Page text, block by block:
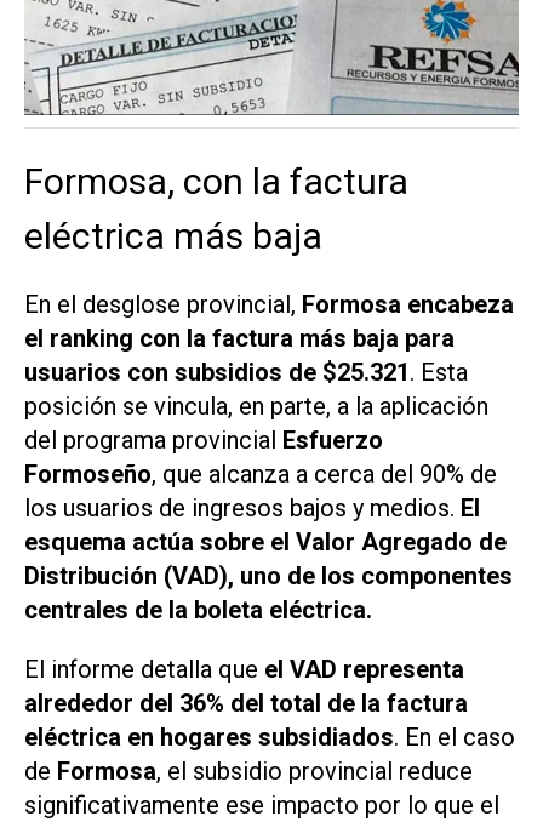
Formosa, con la factura
eléctrica más baja
En el desglose provincial, Formosa encabeza
el ranking con la factura más baja para
usuarios con subsidios de $25.321. Esta
posición se vincula, en parte, a la aplicación
del programa provincial Esfuerzo
Formoseño, que alcanza a cerca del 90% de
los usuarios de ingresos bajos y medios. El
esquema actúa sobre el Valor Agregado de
Distribución (VAD), uno de los componentes
centrales de la boleta eléctrica.
El informe detalla que el VAD representa
alrededor del 36% del total de la factura
eléctrica en hogares subsidiados. En el caso
de Formosa, el subsidio provincial reduce
significativamente ese impacto por lo que el